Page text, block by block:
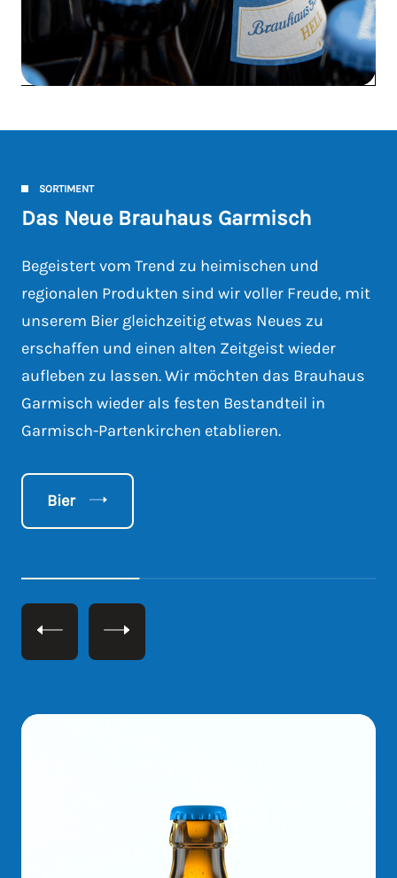
SORTIMENT
Das Neue Brauhaus Garmisch
Begeistert vom Trend zu heimischen und
regionalen Produkten sind wir voller Freude, mit
unserem Bier gleichzeitig etwas Neues zu
erschaffen und einen alten Zeitgeist wieder
aufleben zu lassen. Wir möchten das Brauhaus
Garmisch wieder als festen Bestandteil in
Garmisch-Partenkirchen etablieren.
Bier